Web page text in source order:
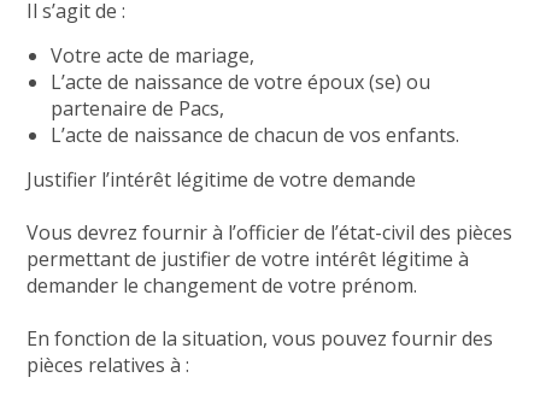
Il s’agit de :
Votre acte de mariage,
L’acte de naissance de votre époux (se) ou
partenaire de Pacs,
L’acte de naissance de chacun de vos enfants.
Justifier l’intérêt légitime de votre demande
Vous devrez fournir à l’officier de l’état-civil des pièces
permettant de justifier de votre intérêt légitime à
demander le changement de votre prénom.
En fonction de la situation, vous pouvez fournir des
pièces relatives à :